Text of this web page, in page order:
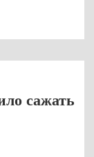
сажать